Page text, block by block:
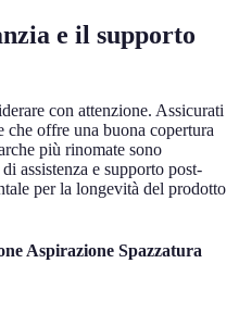
e il supporto
con attenzione. Assicurati
che offre una buona copertura
più rinomate sono
assistenza e supporto post-
per la longevità del prodotto
Aspirazione Spazzatura